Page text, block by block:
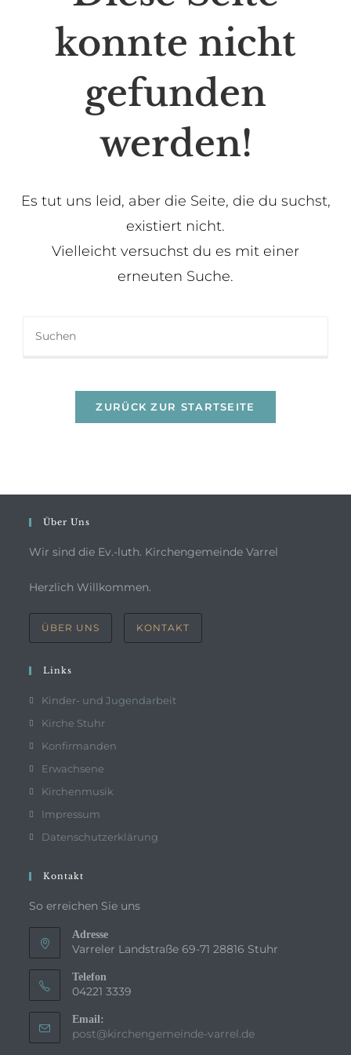
konnte nicht
gefunden
werden!
Es tut uns leid, aber die Seite, die du suchst,
existiert nicht.
Vielleicht versuchst du es mit einer
erneuten Suche.
ZURÜCK ZUR STARTSEITE
Über Uns
Wir sind die Ev.-luth. Kirchengemeinde Varrel
Herzlich Willkommen.
ÜBER UNS KONTAKT
Links
Kinder- und Jugendarbeit
Kirche Stuhr
Konfirmanden
Erwachsene
Kirchenmusik
Impressum
Datenschutzerklärung
Kontakt
So erreichen Sie uns
Adresse
Varreler Landstraße 69-71 28816 Stuhr
Telefon
04221 3339
Email:
post@kirchengemeinde-varrel.deOpens